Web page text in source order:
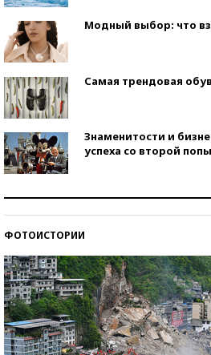
Модный выбор: что
Самая трендовая
Знаменитости и
успеха со второй
ФОТОИСТОРИИ